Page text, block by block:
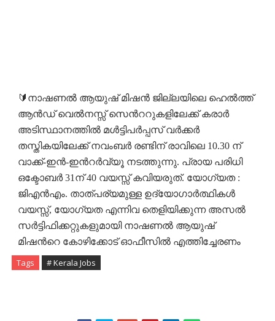
🔰നാഷണല്‍ ആയുഷ് മിഷന്‍ ജില്ലയിലെ ഹെല്‍ത്ത്
ആൻഡ് വെല്‍നസ്സ് സെന്‍ററുകളിലേക്ക് കരാര്‍
അടിസ്ഥാനത്തില്‍ മള്‍ട്ടിപര്‍പ്പസ് വര്‍ക്കര്‍
തസ്തികയിലേക്ക് നവംബർ രണ്ടിന് രാവിലെ 10.30 ന്
വാക്ക്-ഇന്‍-ഇന്‍റര്‍വ്യൂ നടത്തുന്നു. പ്രായ പരിധി
ഒക്ടോബർ 31ന് 40 വയസ്സ് കവിയരുത്. യോഗ്യത :
ജിഎൻഎം. താത്പര്യമുള്ള ഉദ്യോഗാര്‍ത്ഥികള്‍
വയസ്സ്, യോഗ്യത എന്നിവ തെളിയിക്കുന്ന അസൽ
സര്‍ട്ടിഫിക്കറ്റുകളുമായി നാഷണല്‍ ആയുഷ്
മിഷന്‍റെ കോഴിക്കോട് ഓഫീസില്‍ എത്തിച്ചേരണം
Tags # Kerala Jobs